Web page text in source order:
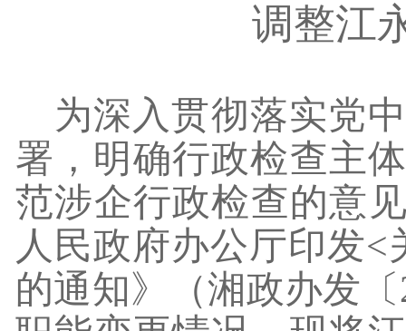
调整江
为深入贯彻落实党
署， 明确行政检查主
范涉企行政检查的意
人民政府办公厅印发
的通知》（湘政办发